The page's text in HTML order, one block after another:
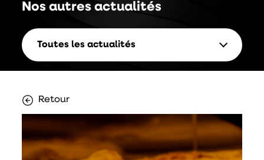
Nos autres actualités
Toutes les actualités
Retour